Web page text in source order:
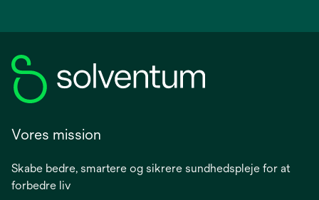
Vores mission
Skabe bedre, smartere og sikrere sundhedspleje for at
forbedre liv